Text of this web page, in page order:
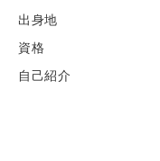
出身地
資格
自己紹介